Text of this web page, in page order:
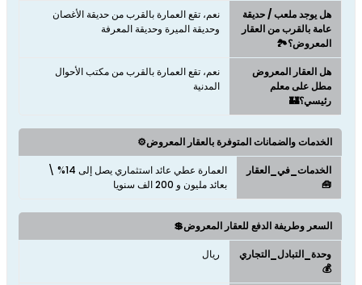
هل يوجد ملعب / حديقة
عامة بالقرب من العقار
المعروض؟🏞️
نعم، تقع العمارة بالقرب من حديقة الأغصان
وحديقة الميرة وحديقة المعرفة
هل العقار المعروض
مطل على معلم
رئيسي؟🏰
نعم، تقع العمارة بالقرب من مكتب الأحوال
المدنية
الخدمات والضمانات المتوفرة بالعقار المعروض⚙️
الخدمات_في_العقار
🧰
العمارة عطي عائد استثماري يصل إلى 14% \
بعائد مليون و 200 الف سنويا
السعر وطريفة الدفع للعقار المعروض💲
وحدة_التبادل_التجاري
💰
ريال